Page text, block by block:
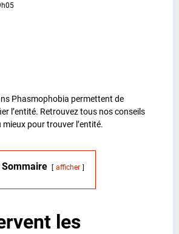
Phasmophobia permettent de
l’entité. Retrouvez tous nos conseils
pour trouver l’entité.
Sommaire afficher
les